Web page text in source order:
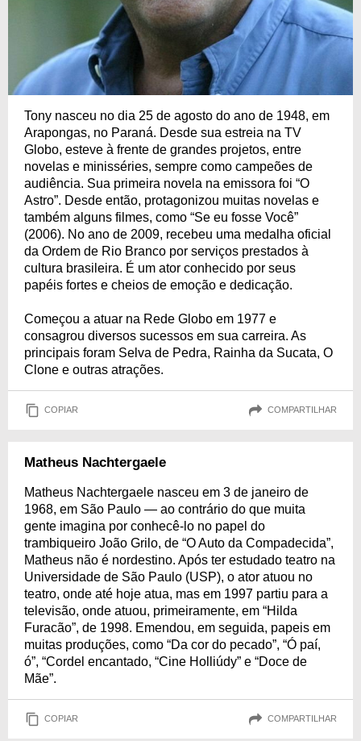
Tony nasceu no dia 25 de agosto do ano de 1948, em
Arapongas, no Paraná. Desde sua estreia na TV
Globo, esteve à frente de grandes projetos, entre
novelas e minisséries, sempre como campeões de
audiência. Sua primeira novela na emissora foi “O
Astro”. Desde então, protagonizou muitas novelas e
também alguns filmes, como “Se eu fosse Você”
(2006). No ano de 2009, recebeu uma medalha oficial
da Ordem de Rio Branco por serviços prestados à
cultura brasileira. É um ator conhecido por seus
papéis fortes e cheios de emoção e dedicação.
Começou a atuar na Rede Globo em 1977 e
consagrou diversos sucessos em sua carreira. As
principais foram Selva de Pedra, Rainha da Sucata, O
Clone e outras atrações.
COPIAR COMPARTILHAR
Matheus Nachtergaele
Matheus Nachtergaele nasceu em 3 de janeiro de
1968, em São Paulo — ao contrário do que muita
gente imagina por conhecê-lo no papel do
trambiqueiro João Grilo, de “O Auto da Compadecida”,
Matheus não é nordestino. Após ter estudado teatro na
Universidade de São Paulo (USP), o ator atuou no
teatro, onde até hoje atua, mas em 1997 partiu para a
televisão, onde atuou, primeiramente, em “Hilda
Furacão”, de 1998. Emendou, em seguida, papeis em
muitas produções, como “Da cor do pecado”, “Ó paí,
ó”, “Cordel encantado, “Cine Holliúdy” e “Doce de
Mãe”.
COPIAR COMPARTILHAR